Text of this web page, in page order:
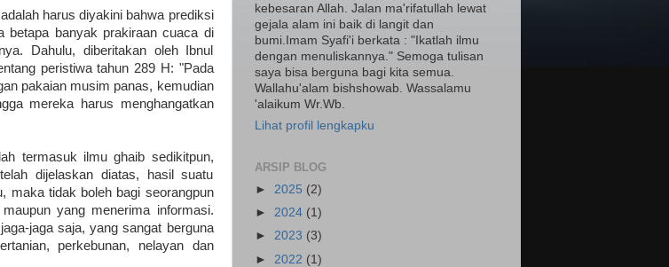
harus diyakini bahwa prediksi
betapa banyak prakiraan cuaca di
Dahulu, diberitakan oleh Ibnul
peristiwa tahun 289 H: "Pada
pakaian musim panas, kemudian
mereka harus menghangatkan
termasuk ilmu ghaib sedikitpun,
dijelaskan diatas, hasil suatu
maka tidak boleh bagi seorangpun
yang menerima informasi.
jaga saja, yang sangat berguna
perkebunan, nelayan dan
kebesaran Allah. Jalan ma'rifatullah lewat
gejala alam ini baik di langit dan
bumi.Imam Syafi'i berkata : "Ikatlah ilmu
dengan menuliskannya." Semoga tulisan
saya bisa berguna bagi kita semua.
Wallahu'alam bishshowab. Wassalamu
'alaikum Wr.Wb.
Lihat profil lengkapku
ARSIP BLOG
► 2025 (2)
► 2024 (1)
► 2023 (3)
► 2022 (1)